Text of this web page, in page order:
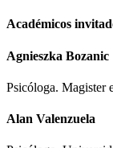
Académicos
Agnieszka Bozanic
Psicóloga. Magister
Alan Valenzuela